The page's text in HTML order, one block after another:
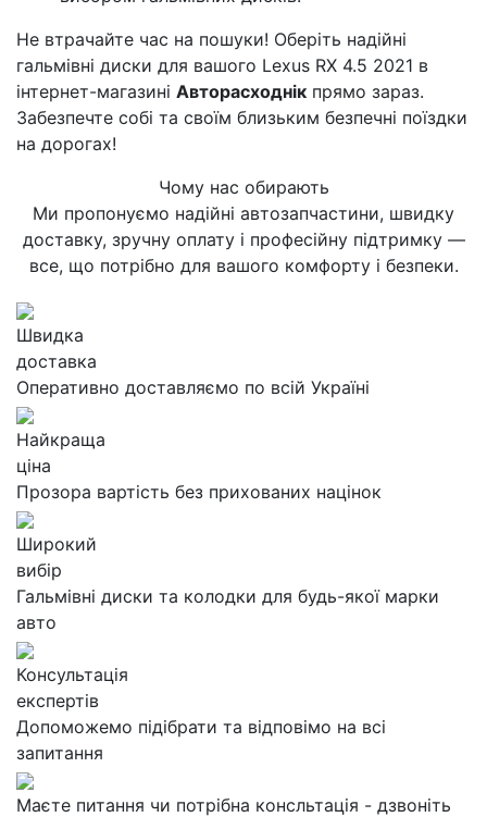
Не втрачайте час на пошуки! Оберіть надійні
гальмівні диски для вашого Lexus RX 4.5 2021 в
інтернет-магазині Авторасходнік прямо зараз.
Забезпечте собі та своїм близьким безпечні поїздки
на дорогах!
Чому нас обирають
Ми пропонуємо надійні автозапчастини, швидку
доставку, зручну оплату і професійну підтримку —
все, що потрібно для вашого комфорту і безпеки.
Швидка
доставка
Оперативно доставляємо по всій Україні
Найкраща
ціна
Прозора вартість без прихованих націнок
Широкий
вибір
Гальмівні диски та колодки для будь-якої марки
авто
Консультація
експертів
Допоможемо підібрати та відповімо на всі
запитання
Маєте питання чи потрібна консльтація - дзвоніть